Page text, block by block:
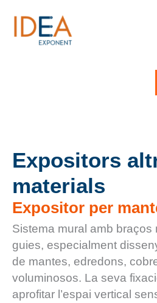
contingut
Expositors
materials
Expositor per
Sistema mural amb braços
guies, especialment
de mantes, edredons,
voluminosos. La seva
aprofitar l’espai vertical